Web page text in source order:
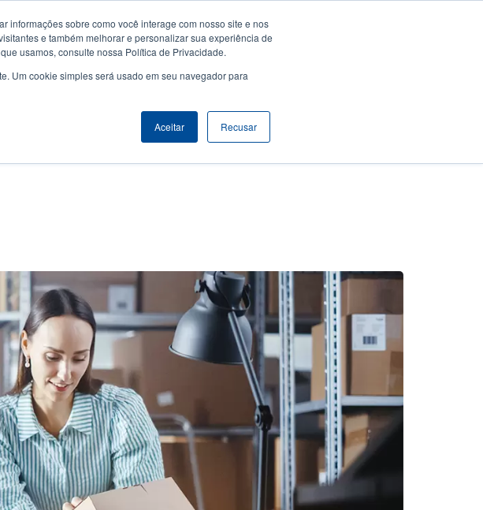
informações sobre como você interage com nosso site e nos
e também melhorar e personalizar sua experiência de
usamos, consulte nossa Política de Privacidade.
Um cookie simples será usado em seu navegador para
Aceitar Recusar
User
account
Notícias Empresa
User
Anonymous
Login / Registro
Sócios Seletor de Produto